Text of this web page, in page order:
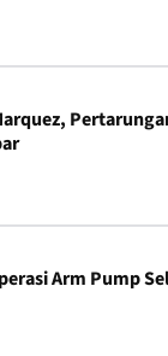
Arm Pump